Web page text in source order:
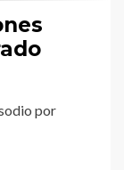
por